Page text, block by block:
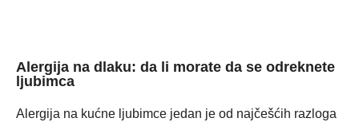
Alergija na dlaku: da li morate da se odreknete
ljubimca
Alergija na kućne ljubimce jedan je od najčešćih razloga